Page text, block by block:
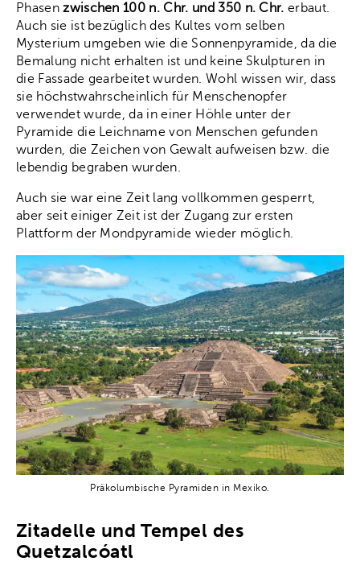
Phasenzwischen 100 n. Chr. und 350 n. Chr. erbaut.
Auch sie ist bezüglich des Kultes vom selben
Mysterium umgeben wie die Sonnenpyramide, da die
Bemalung nicht erhalten ist und keine Skulpturen in
die Fassade gearbeitet wurden. Wohl wissen wir, dass
sie höchstwahrscheinlich für Menschenopfer
verwendet wurde, da in einer Höhle unter der
Pyramide die Leichname von Menschen gefunden
wurden, die Zeichen von Gewalt aufweisen bzw. die
lebendig begraben wurden.
Auch sie war eine Zeit lang vollkommen gesperrt,
aber seit einiger Zeit ist der Zugang zur ersten
Plattform der Mondpyramide wieder möglich.
Präkolumbische Pyramiden in Mexiko.
Zitadelle und Tempel des
Quetzalcóatl